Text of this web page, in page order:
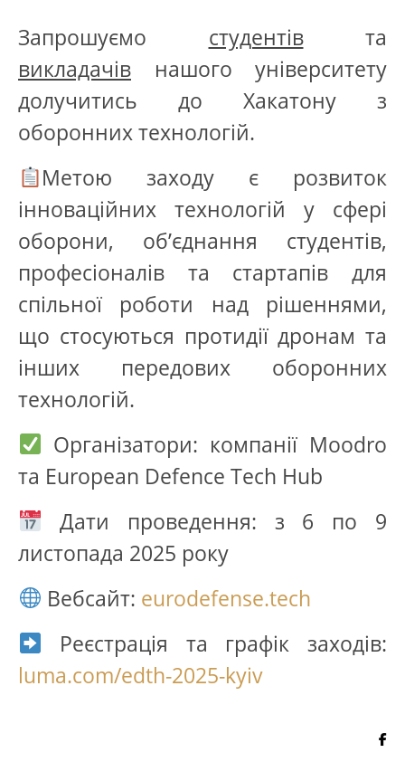
Запрошуємо студентівта
викладачів нашого університету
долучитись до Хакатону з
оборонних технологій.
Метою заходу є розвиток
інноваційних технологій у сфері
оборони, об’єднання студентів,
професіоналів та стартапів для
спільної роботи над рішеннями,
що стосуються протидії дронам та
інших передових оборонних
технологій.
Організатори: компанії Moodro
та European Defence Tech Hub
Дати проведення: з 6 по 9
листопада 2025 року
Вебсайт: eurodefense.tech
Реєстрація та графік заходів:
luma.com/edth-2025-kyiv